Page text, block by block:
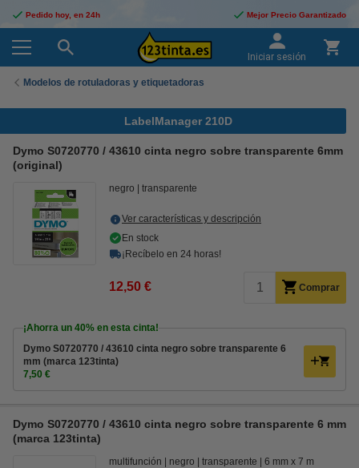
Pedido hoy, en 24h Mejor Precio Garantizado
Iniciar sesión
Modelos de rotuladoras y etiquetadoras
LabelManager 210D
Dymo S0720770 / 43610 cinta negro sobre transparente 6mm
(original)
negro transparente
Ver características y descripción
En stock
¡Recíbelo en 24 horas!
12,50 € Comprar
¡Ahorra un 40% en esta cinta!
Dymo S0720770 / 43610 cinta negro sobre transparente 6
mm (marca 123tinta)
7,50 €
Dymo S0720770 / 43610 cinta negro sobre transparente 6 mm
(marca 123tinta)
multifunción negro transparente 6 mm x 7 m